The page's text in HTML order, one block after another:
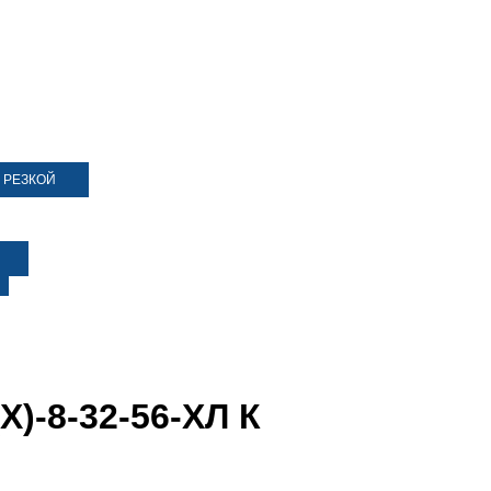
8-32-56-ХЛ К